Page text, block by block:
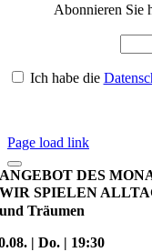
Abonnieren Sie
Ich habe die
Page load link
ANGEBOT DES
WIR SPIELEN
und Träumen
| Do. | 19:30